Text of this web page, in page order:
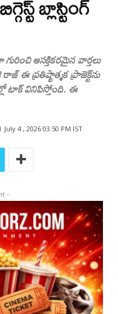
బ్లాస్టింగ్
ఆసక్తికరమైన వార్తలు
ఈ ప్రతిష్టాత్మక ప్రాజెక్ట్‌ను
టాక్ వినిపిస్తోంది. ఈ
July 4 , 2026 03:50 PM IST
-